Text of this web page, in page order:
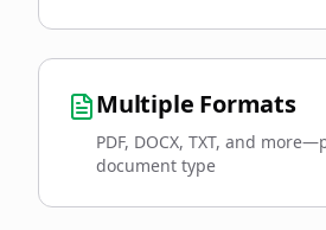
Multiple Formats
PDF, DOCX, TXT, and
document type